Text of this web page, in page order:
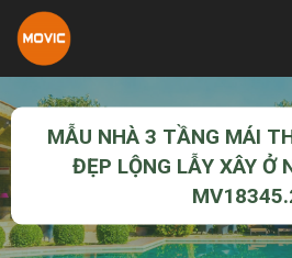
MẪU NHÀ 3 TẦNG MÁI
ĐẸP LỘNG LẪY XÂY Ở